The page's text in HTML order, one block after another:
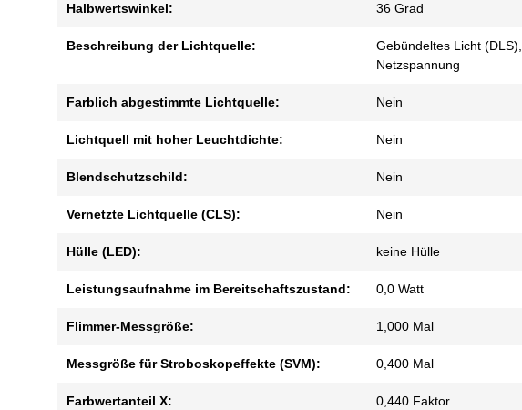
Halbwertswinkel: 36 Grad
Beschreibung der Lichtquelle:
Gebündeltes Licht
Netzspannung
Farblich abgestimmte Lichtquelle: Nein
Lichtquell mit hoher Leuchtdichte: Nein
Blendschutzschild: Nein
Vernetzte Lichtquelle (CLS): Nein
Hülle (LED): keine Hülle
Leistungsaufnahme im Bereitschaftszustand: 0,0 Watt
Flimmer-Messgröße: 1,000 Mal
Messgröße für Stroboskopeffekte (SVM): 0,400 Mal
Farbwertanteil X: 0,440 Faktor